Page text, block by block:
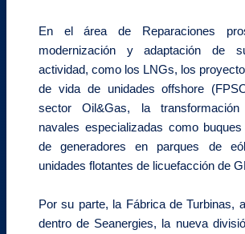
En el área de Reparaciones
modernización y adaptación de
actividad, como los LNGs, los
de vida de unidades offshore
sector Oil&Gas, la
navales especializadas como
de generadores en parques de
unidades flotantes de licuefacción de
Por su parte, la Fábrica de Turbinas,
dentro de Seanergies, la nueva